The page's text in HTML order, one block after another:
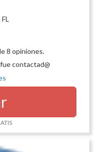
8 opiniones.
contactad@